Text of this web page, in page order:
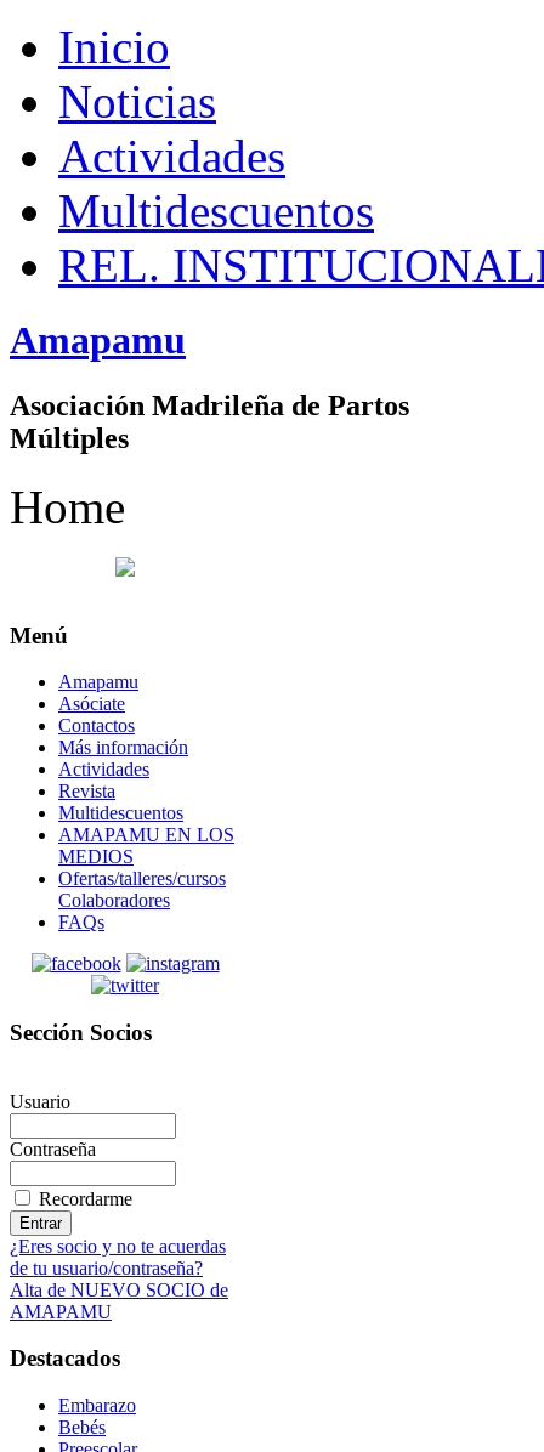
Inicio
Noticias
Actividades
Multidescuentos
REL.
Amapamu
Asociación Madrileña de Partos
Múltiples
Home
Menú
Amapamu
Asóciate
Contactos
Más información
Actividades
Revista
Multidescuentos
AMAPAMU EN LOS
MEDIOS
Ofertas/talleres/cursos
Colaboradores
FAQs
Sección Socios
Usuario
Contraseña
Recordarme
¿Eres socio y no te acuerdas
de tu usuario/contraseña?
Alta de NUEVO SOCIO de
AMAPAMU
Destacados
Embarazo
Bebés